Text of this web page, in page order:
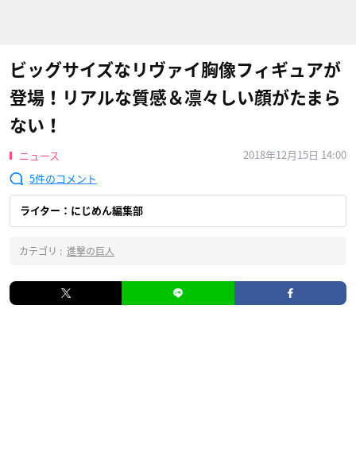
ビッグサイズなリヴァイ胸像フィギュアが
登場！リアルな質感＆凛々しい顔がたまら
ない！
ニュース
2018年12月15日 14:00
5
ライター：にじめん編集部
カテゴリ : 進撃の巨人